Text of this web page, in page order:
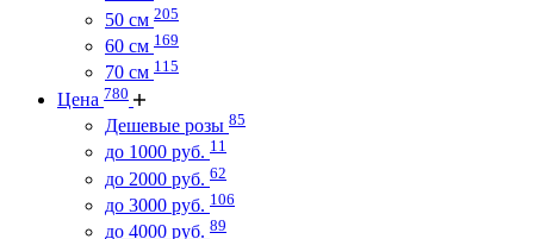
50 см 205
60 см 169
70 см 115
Цена 780
Дешевые розы 85
до 1000 руб. 11
до 2000 руб. 62
до 3000 руб. 106
до 4000 руб. 89